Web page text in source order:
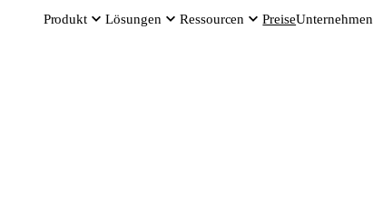
Produkt Lösungen Ressourcen PreiseUnternehmen